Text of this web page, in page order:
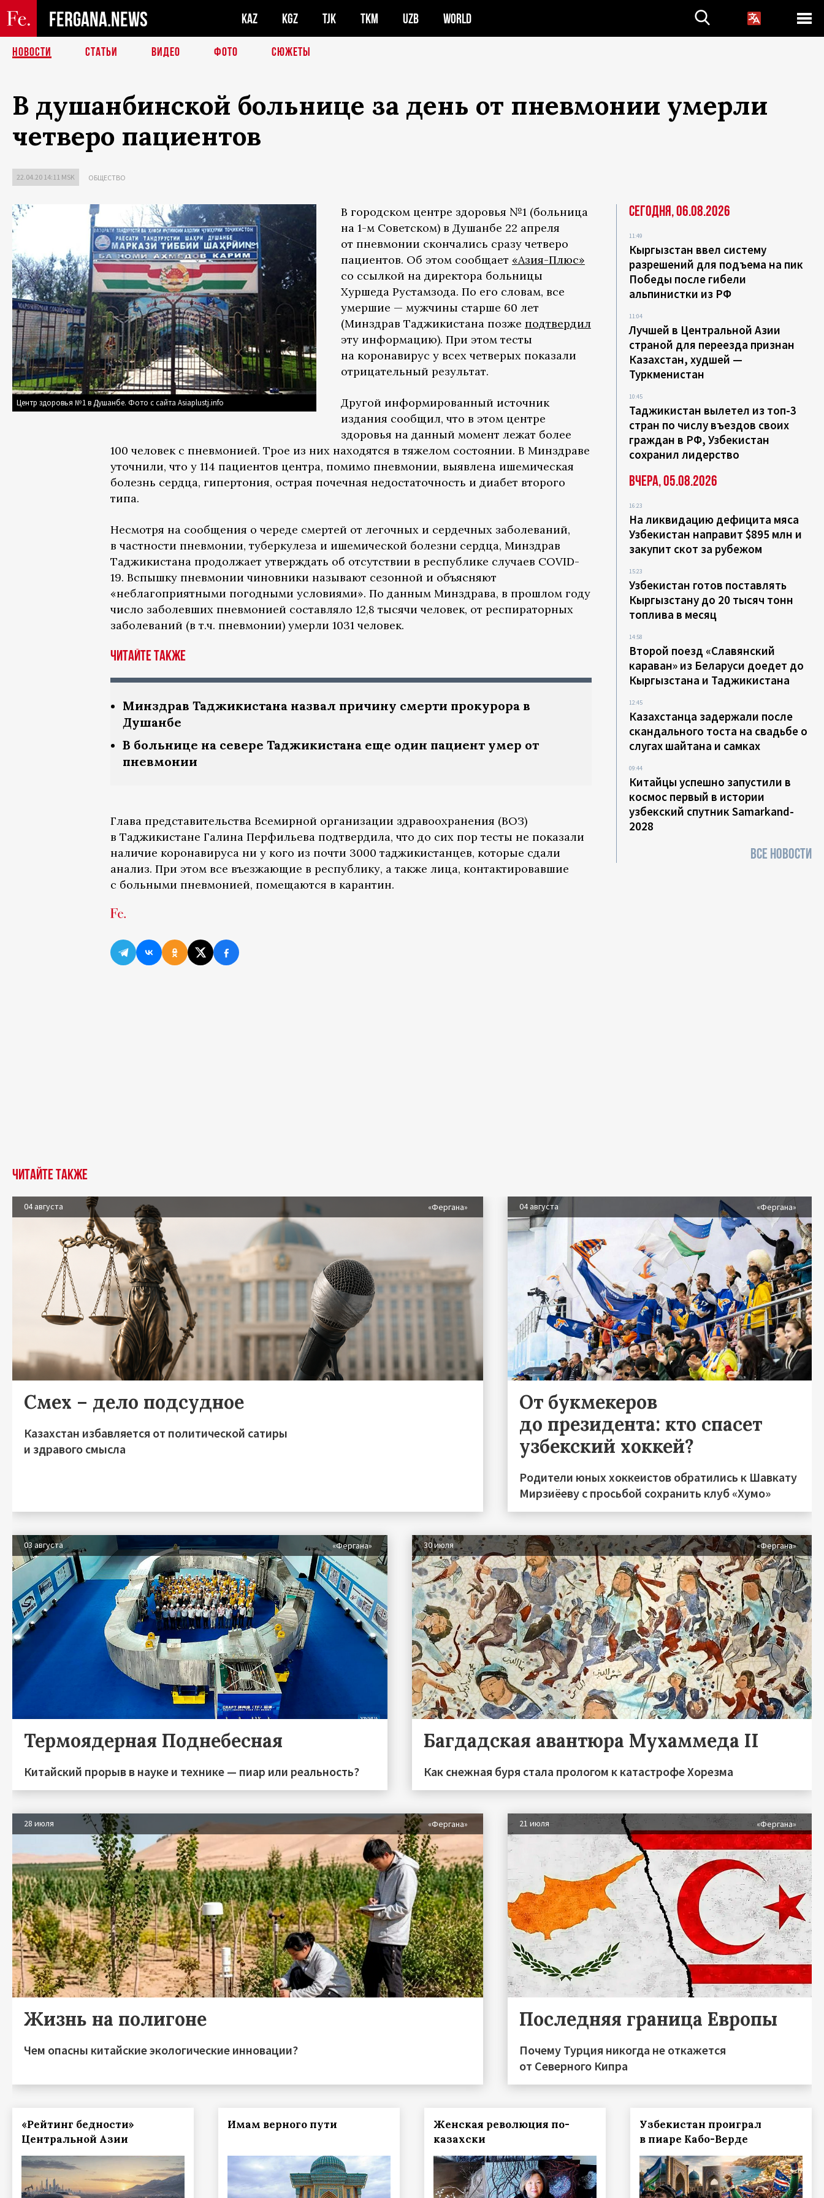
FERGANA.NEWS KAZ KGZ TJK TKM UZB WORLD
НОВОСТИ СТАТЬИ ВИДЕО ФОТО СЮЖЕТЫ
В душанбинской больнице за день от пневмонии умерли
четверо пациентов
22.04.20 14:11 MSK ОБЩЕСТВО
Центр здоровья №1 в Душанбе. Фото с сайта Asiaplustj.info
В городском центре здоровья №1 (больница
на 1-м Советском) в Душанбе 22 апреля
от пневмонии скончались сразу четверо
пациентов. Об этом сообщает «Азия-Плюс»
со ссылкой на директора больницы
Хуршеда Рустамзода. По его словам, все
умершие — мужчины старше 60 лет
(Минздрав Таджикистана позже подтвердил
эту информацию). При этом тесты
на коронавирус у всех четверых показали
отрицательный результат.
Другой информированный источник
издания сообщил, что в этом центре
здоровья на данный момент лежат более
100 человек с пневмонией. Трое из них находятся в тяжелом состоянии. В Минздраве
уточнили, что у 114 пациентов центра, помимо пневмонии, выявлена ишемическая
болезнь сердца, гипертония, острая почечная недостаточность и диабет второго
типа.
Несмотря на сообщения о череде смертей от легочных и сердечных заболеваний,
в частности пневмонии, туберкулеза и ишемической болезни сердца, Минздрав
Таджикистана продолжает утверждать об отсутствии в республике случаев COVID-
19. Вспышку пневмонии чиновники называют сезонной и объясняют
«неблагоприятными погодными условиями». По данным Минздрава, в прошлом году
число заболевших пневмонией составляло 12,8 тысячи человек, от респираторных
заболеваний (в т.ч. пневмонии) умерли 1031 человек.
Читайте также
Минздрав Таджикистана назвал причину смерти прокурора в
Душанбе
В больнице на севере Таджикистана еще один пациент умер от
пневмонии
Глава представительства Всемирной организации здравоохранения (ВОЗ)
в Таджикистане Галина Перфильева подтвердила, что до сих пор тесты не показали
наличие коронавируса ни у кого из почти 3000 таджикистанцев, которые сдали
анализ. При этом все въезжающие в республику, а также лица, контактировавшие
с больными пневмонией, помещаются в карантин.
Сегодня, 06.08.2026
11:49
Кыргызстан ввел систему
разрешений для подъема на пик
Победы после гибели
альпинистки из РФ
11:04
Лучшей в Центральной Азии
страной для переезда признан
Казахстан, худшей —
Туркменистан
10:45
Таджикистан вылетел из топ-3
стран по числу въездов своих
граждан в РФ, Узбекистан
сохранил лидерство
Вчера, 05.08.2026
16:23
На ликвидацию дефицита мяса
Узбекистан направит $895 млн и
закупит скот за рубежом
15:23
Узбекистан готов поставлять
Кыргызстану до 20 тысяч тонн
топлива в месяц
14:58
Второй поезд «Славянский
караван» из Беларуси доедет до
Кыргызстана и Таджикистана
12:45
Казахстанца задержали после
скандального тоста на свадьбе о
слугах шайтана и самках
09:44
Китайцы успешно запустили в
космос первый в истории
узбекский спутник Samarkand-
2028
ВСЕ НОВОСТИ
Читайте также
04 августа «Фергана»
Смех – дело подсудное
Казахстан избавляется от политической сатиры
и здравого смысла
04 августа «Фергана»
От букмекеров
до президента: кто спасет
узбекский хоккей?
Родители юных хоккеистов обратились к Шавкату
Мирзиёеву с просьбой сохранить клуб «Хумо»
03 августа «Фергана»
Термоядерная Поднебесная
Китайский прорыв в науке и технике — пиар или реальность?
30 июля «Фергана»
Багдадская авантюра Мухаммеда II
Как снежная буря стала прологом к катастрофе Хорезма
28 июля «Фергана»
Жизнь на полигоне
Чем опасны китайские экологические инновации?
21 июля «Фергана»
Последняя граница Европы
Почему Турция никогда не откажется
от Северного Кипра
«Рейтинг бедности»
Центральной Азии
Имам верного пути
Женская революция по-
казахски
Узбекистан проиграл
в пиаре Кабо-Верде